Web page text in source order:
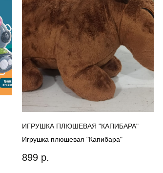
ИГРУШКА ПЛЮШЕВАЯ "КАПИБАРА"
Игрушка плюшевая "Капибара"
899 р.